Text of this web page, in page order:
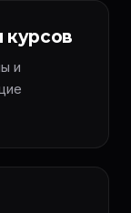
курсов
и